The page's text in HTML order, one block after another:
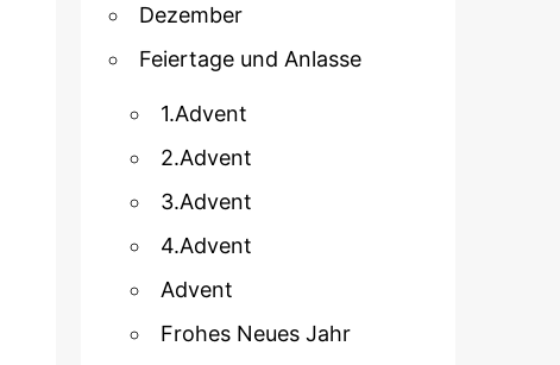
Dezember
Feiertage und Anlasse
1.Advent
2.Advent
3.Advent
4.Advent
Advent
Frohes Neues Jahr